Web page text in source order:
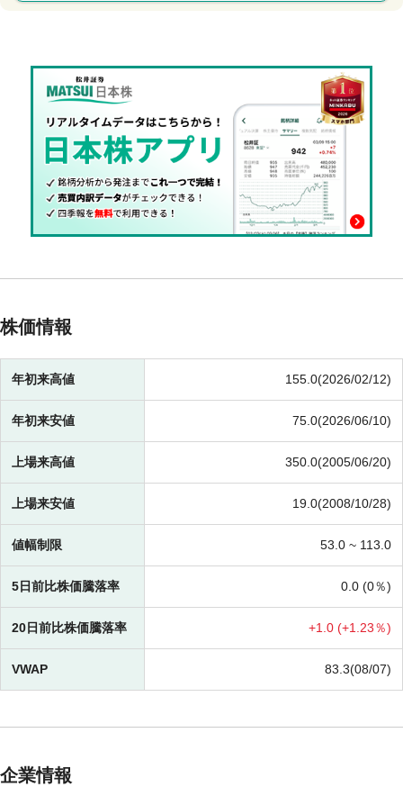
株価情報
年初来高値 155.0(2026/02/12)
年初来安値 75.0(2026/06/10)
上場来高値 350.0(2005/06/20)
上場来安値 19.0(2008/10/28)
値幅制限 53.0 ~ 113.0
5日前比株価騰落率 0.0 (0％)
20日前比株価騰落率 +1.0 (+1.23％)
VWAP 83.3(08/07)
企業情報